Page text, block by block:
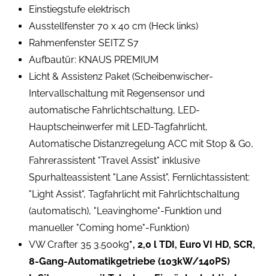
Einstiegstufe elektrisch
Ausstellfenster 70 x 40 cm (Heck links)
Rahmenfenster SEITZ S7
Aufbautür: KNAUS PREMIUM
Licht & Assistenz Paket (Scheibenwischer-
Intervallschaltung mit Regensensor und
automatische Fahrlichtschaltung, LED-
Hauptscheinwerfer mit LED-Tagfahrlicht,
Automatische Distanzregelung ACC mit Stop & Go,
Fahrerassistent "Travel Assist" inklusive
Spurhalteassistent "Lane Assist", Fernlichtassistent:
"Light Assist", Tagfahrlicht mit Fahrlichtschaltung
(automatisch), "Leavinghome"-Funktion und
manueller "Coming home"-Funktion)
VW Crafter 35 3.500kg*, 2,0 l TDI, Euro VI HD, SCR,
8-Gang-Automatikgetriebe (103kW/140PS)